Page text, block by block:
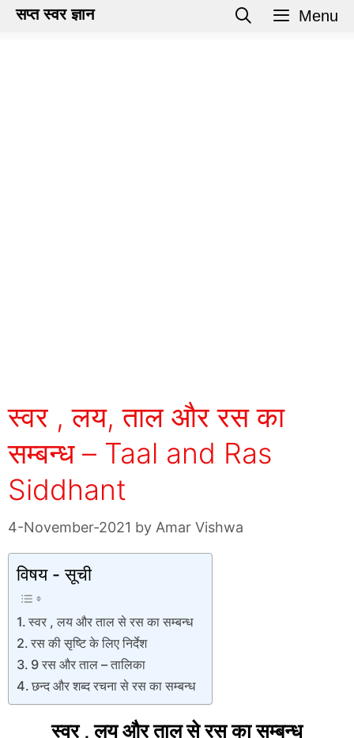
Skipसप्त स्वर ज्ञान Menu
स्वर , लय, ताल और रस का
सम्बन्ध – Taal and Ras
Siddhant
4-November-2021 by Amar Vishwa
विषय - सूची
स्वर , लय और ताल से रस का सम्बन्ध
रस की सृष्टि के लिए निर्देश
9 रस और ताल – तालिका
छन्द और शब्द रचना से रस का सम्बन्ध
स्वर , लय और ताल से रस का सम्बन्ध